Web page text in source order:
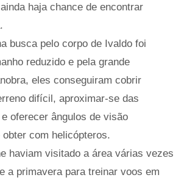
haja chance de encontrar
busca pelo corpo de Ivaldo foi
reduzido e pela grande
eles conseguiram cobrir
difícil, aproximar-se das
oferecer ângulos de visão
com helicópteros.
haviam visitado a área várias vezes
a primavera para treinar voos em